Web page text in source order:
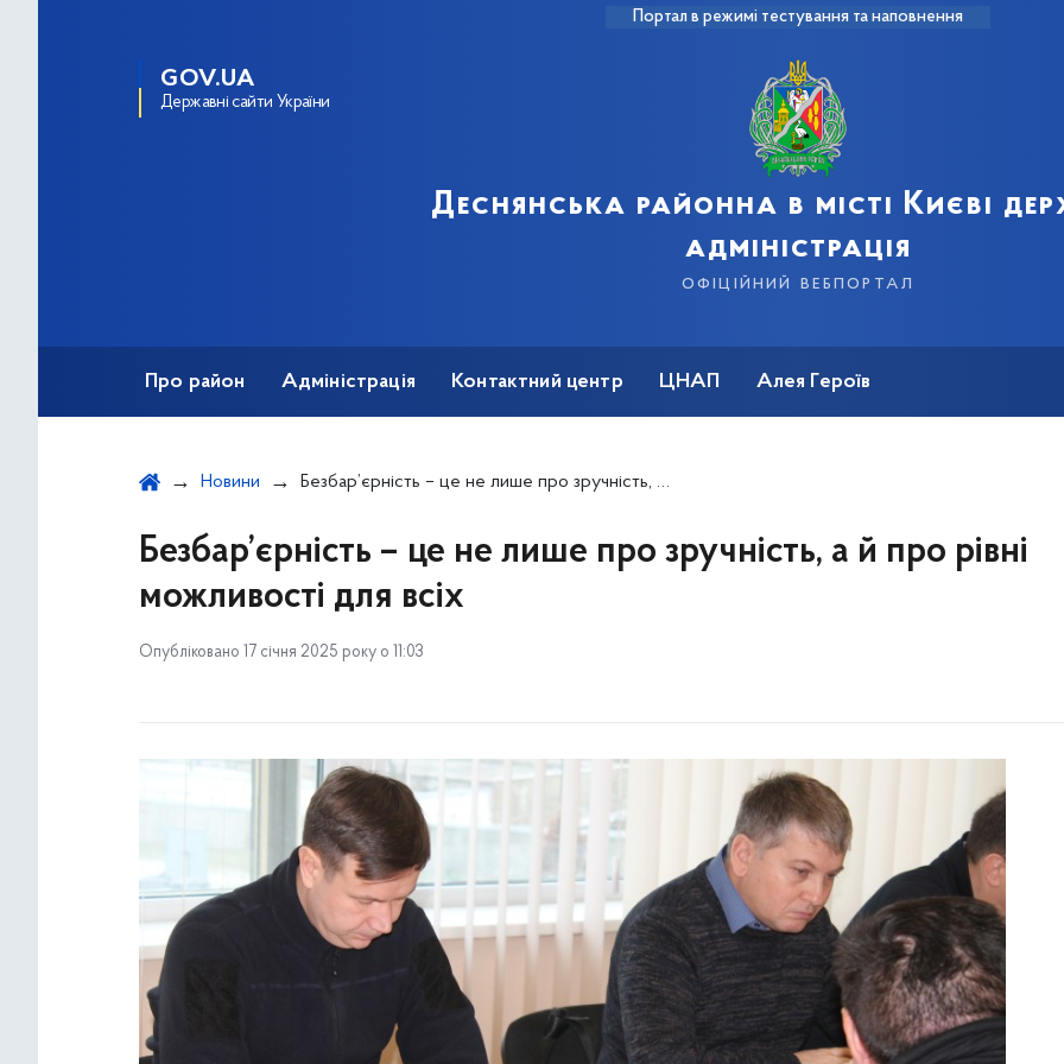
Портал в режимі тестування та наповнення
GOV.UA
Державні сайти України
Деснянська районна в місті Києві
адміністрація
офіційний вебпортал
Про район Адміністрація Контактний центр ЦНАП Алея Героїв
Новини Безбар’єрність – це не лише про зручність, а й про рівні можливості для всіх
Безбар’єрність – це не лише про зручність, а й про рівні
можливості для всіх
Опубліковано 17 січня 2025 року о 11:03